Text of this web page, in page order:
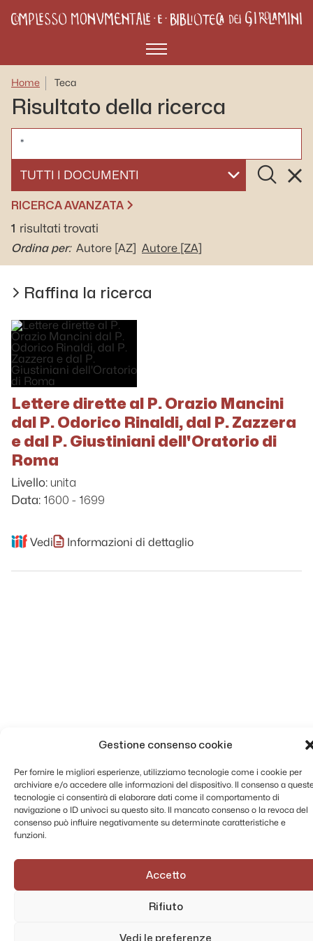
Gestione consenso cookie
Per fornire le migliori esperienze, utilizziamo tecnologie come i cookie per
archiviare e/o accedere alle informazioni del dispositivo. Il consenso a
tecnologie ci consentirà di elaborare dati come il comportamento di
navigazione o ID univoci su questo sito. Il mancato consenso o la revoca del
consenso può influire negativamente su determinate caratteristiche e
funzioni.
Accetto
Rifiuto
Vedi le preferenze
Menù
Home Teca
Risultato della ricerca
SELEZIONA UN DOCUMENTO
Cerca
RICERCA AVANZATA
1 risultati trovati
Ordina per: Autore [AZ] Autore [ZA]
Raffina la ricerca
Lettere dirette al P. Orazio Mancini
dal P. Odorico Rinaldi, dal P. Zazzera
e dal P. Giustiniani dell'Oratorio di
Roma
Livello: unita
Data: 1600 - 1699
Vedi Informazioni di dettaglio